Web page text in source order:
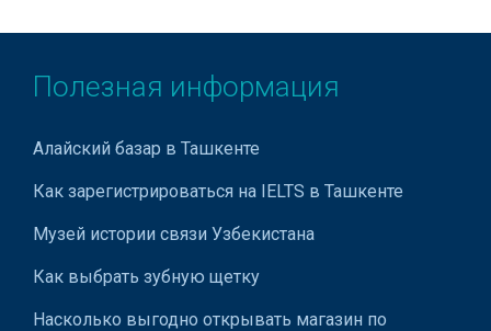
Полезная информация
Алайский базар в Ташкенте
Как зарегистрироваться на IELTS в Ташкенте
Музей истории связи Узбекистана
Как выбрать зубную щетку
Насколько выгодно открывать магазин по